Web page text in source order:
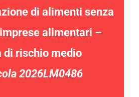
di alimenti senza
alimentari –
di rischio medio
2026LM0486